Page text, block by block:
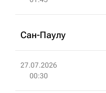
Сан-Паулу
27.07.2026
00:30